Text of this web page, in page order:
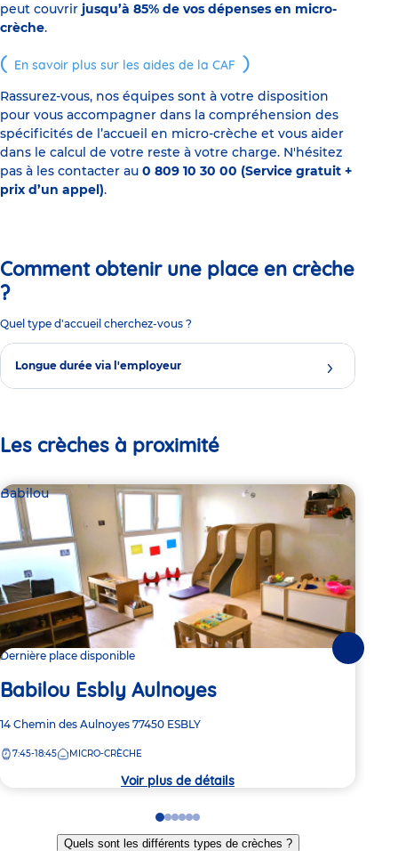
peut couvrir jusqu’à 85% de vos dépenses en micro-
crèche.
En savoir plus sur les aides de la CAF
Rassurez-vous, nos équipes sont à votre disposition
pour vous accompagner dans la compréhension des
spécificités de l’accueil en micro-crèche et vous aider
dans le calcul de votre reste à votre charge. N'hésitez
pas à les contacter au 0 809 10 30 00 (Service gratuit +
prix d’un appel).
Comment obtenir une place en crèche
?
Quel type d'accueil cherchez-vous ?
Longue durée via l'employeur
Les crèches à proximité
Babilou
Dernière place disponible
Babilou Esbly Aulnoyes
Adresse
la
14 Chemin des Aulnoyes 77450 ESBLY
7:45-18:45 MICRO-CRÈCHE
Voir plus de détails
Go
to
Go
to
Go
to
Go
to
Go
to
Go
to
Quels sont les différents types de crèches ?